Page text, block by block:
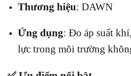
Thương hiệu: DAWN
Ứng dụng: Đo áp suất
lực trong môi trường